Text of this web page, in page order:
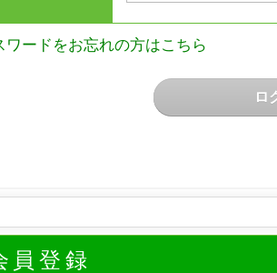
ワードをお忘れの方はこちら
ロ
員登録